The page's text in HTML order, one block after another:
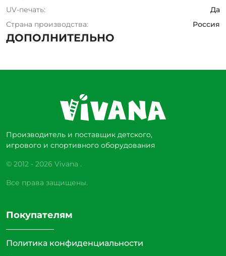
UV-печать:
Да
Страна производства:
Россия
ДОПОЛНИТЕЛЬНО
Производитель и поставщик детского,
игрового и спортивного оборудования
© 2012 - 2026 Vivana .
Все права защищены.
Покупателям
Политика конфиденциальности